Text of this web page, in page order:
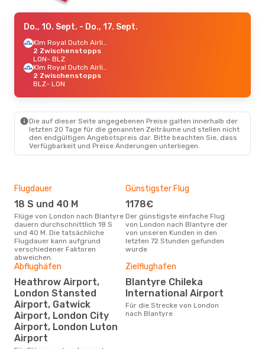
Do., 10. Sept. - Do., 17. Sept.
Klm Royal Dutch Airlines
2 Zwischenstopps
LON- BLZ
Klm Royal Dutch Airlines
2 Zwischenstopps
BLZ- LON
Die auf dieser Seite angegebenen Preise galten innerhalb der
letzten 20 Tage für die genannten Zeiträume und stellen nicht
den endgültigen Angebotspreis dar. Bitte beachten Sie, dass
Verfügbarkeit und Preise Änderungen unterliegen.
Flugdauer
18 S und 40 M
Flüge von London nach Blantyre
dauern durchschnittlich 18 S
und 40 M. Die tatsächliche
Flugdauer kann aufgrund
verschiedener Faktoren
abweichen.
Günstigster Flug
1178€
Der günstigste einfache Flug
von London nach Blantyre der
von unseren Kunden in den
letzten 72 Stunden gefunden
wurde
Abflughäfen
Heathrow Airport,
London Stansted
Airport, Gatwick
Airport, London City
Airport, London Luton
Airport
Zielflughafen
Blantyre Chileka
International Airport
Für die Strecke von London
nach Blantyre